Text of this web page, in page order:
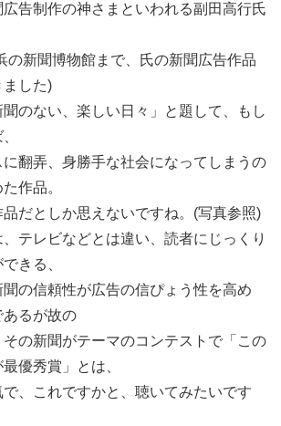
告制作の神さまといわれる副田高行氏
の新聞博物館まで、氏の新聞広告作品
ました)
のない、楽しい日々」と題して、もし
翻弄、身勝手な社会になってしまうの
作品。
だとしか思えないですね。(写真参照)
テレビなどとは違い、読者にじっくり
きる、
の信頼性が広告の信ぴょう性を高め
あるが故の
の新聞がテーマのコンテストで「この
優秀賞」とは、
、これですかと、聴いてみたいです